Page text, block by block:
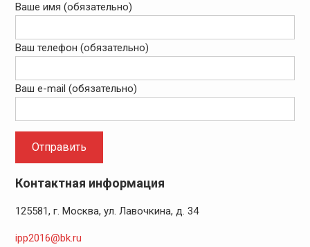
Ваше имя (обязательно)
Ваш телефон (обязательно)
Ваш e-mail (обязательно)
Контактная информация
125581, г. Москва, ул. Лавочкина, д. 34
ipp2016@bk.ru